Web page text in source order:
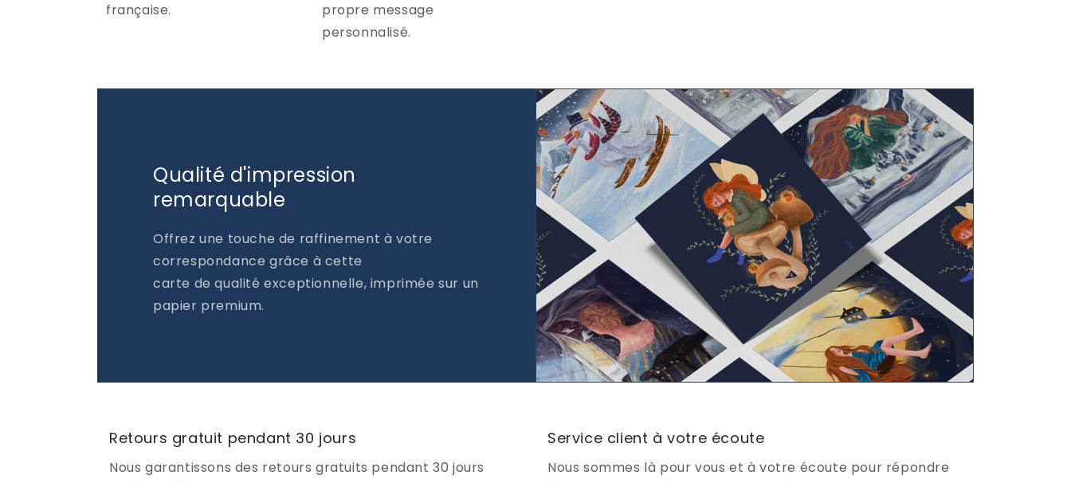
française.
propre message
personnalisé.
Qualité d'impression
remarquable
Offrez une touche de raffinement à votre
correspondance grâce à cette
carte de qualité exceptionnelle, imprimée sur un
papier premium.
Retours gratuit pendant 30 jours
Nous garantissons des retours gratuits pendant 30 jours
Service client à votre écoute
Nous sommes là pour vous et à votre écoute pour répondre